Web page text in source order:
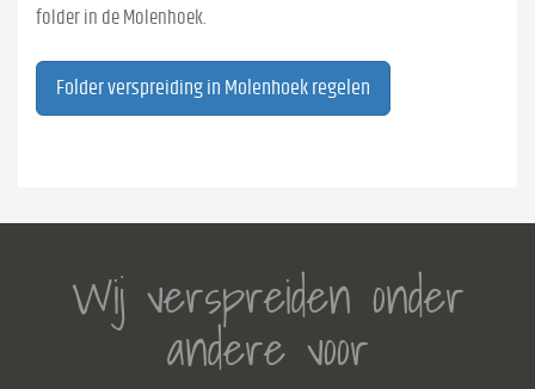
folder in de Molenhoek.
Folder verspreiding in Molenhoek regelen
Wij verspreiden onder
andere voor